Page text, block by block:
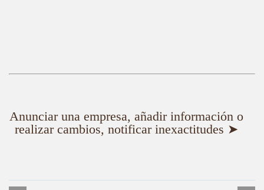
Anunciar una empresa, añadir información o
realizar cambios, notificar inexactitudes ➤